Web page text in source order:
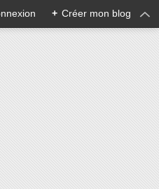
+ Créer mon blog